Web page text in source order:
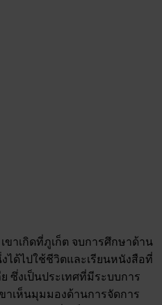
ขาเกิดที่ภูเก็ต จบการศึกษาด้าน
ด้ไปใช้ชีวิตและเรียนหนังสือที่
ซึ่งเป็นประเทศที่มีระบบการ
าเห็นมุมมองด้านการจัดการ